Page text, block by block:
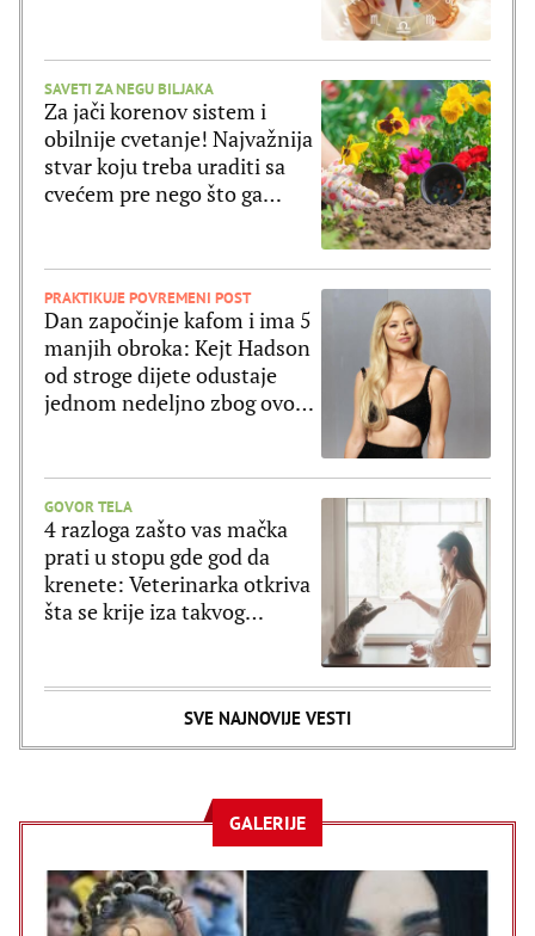
SAVETI ZA NEGU BILJAKA
Za jači korenov sistem i
obilnije cvetanje! Najvažnija
stvar koju treba uraditi sa
cvećem pre nego što ga
PRAKTIKUJE POVREMENI POST
Dan započinje kafom i ima 5
manjih obroka: Kejt Hadson
od stroge dijete odustaje
jednom nedeljno zbog ovog
GOVOR TELA
4 razloga zašto vas mačka
prati u stopu gde god da
krenete: Veterinarka otkriva
šta se krije iza takvog
SVE NAJNOVIJE VESTI
GALERIJE